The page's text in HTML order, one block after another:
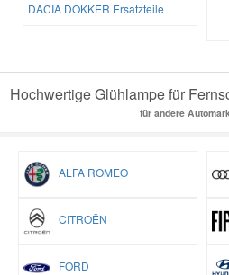
DACIA DOKKER Ersatzteile
Hochwertige Glühlampe für
für andere
ALFA ROMEO
CITROËN
FORD
Seat Ersatzteile